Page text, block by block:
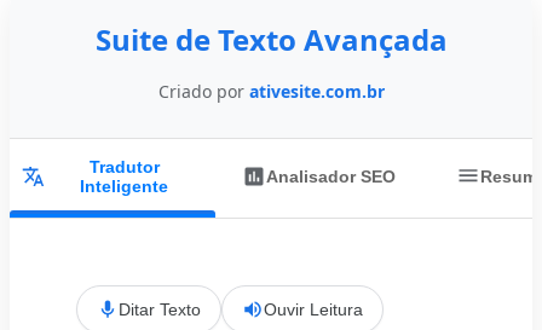
Suite de Texto Avançada
Criado por ativesite.com.br
Tradutor
Inteligente
Analisador SEO
Ditar Texto Ouvir Leitura